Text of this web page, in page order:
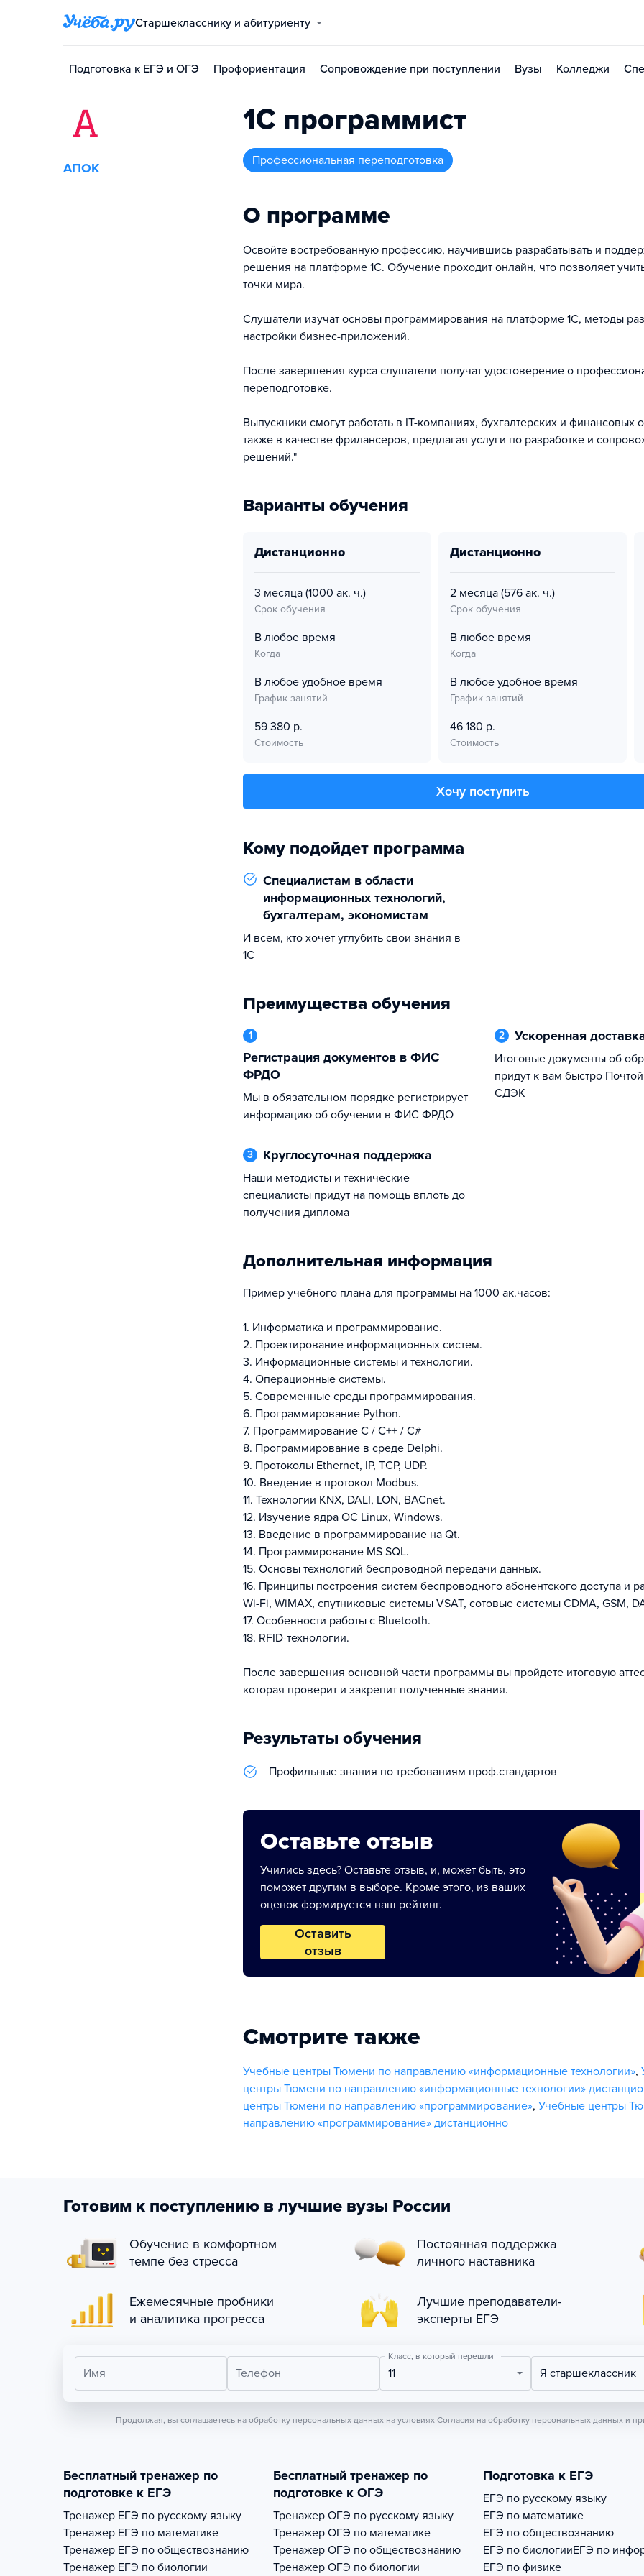
Старшекласснику и абитуриенту
Подготовка к ЕГЭ и ОГЭ Профориентация Сопровождение при поступлении Вузы Колледжи
АПОК
1С программист
профессиональная переподготовка
О программе
Освойте востребованную профессию, научившись разрабатывать и
решения на платформе 1С. Обучение проходит онлайн, что позволяет
точки мира.
Слушатели изучат основы программирования на платформе 1С, методы
настройки бизнес-приложений.
После завершения курса слушатели получат удостоверение о
переподготовке.
Выпускники смогут работать в IT-компаниях, бухгалтерских и финансовых
также в качестве фрилансеров, предлагая услуги по разработке и
решений."
Варианты обучения
дистанционно
3 месяца (1000 ак. ч.)
Срок обучения
В любое время
Когда
В любое удобное время
График занятий
59 380 р.
Стоимость
дистанционно
2 месяца (576 ак. ч.)
Срок обучения
В любое время
Когда
В любое удобное время
График занятий
46 180 р.
Стоимость
Хочу поступить
Кому подойдет программа
Специалистам в области
информационных технологий,
бухгалтерам, экономистам
и всем, кто хочет углубить свои знания в
1С
Преимущества обучения
1
Регистрация документов в ФИС
ФРДО
Мы в обязательном порядке регистрирует
информацию об обучении в ФИС ФРДО
2 Ускоренная
Итоговые документы об образовании
придут к вам быстро
СДЭК
3 Круглосуточная поддержка
Наши методисты и технические
специалисты придут на помощь вплоть до
получения диплома
Дополнительная информация
Пример учебного плана для программы на 1000 ак.часов:
1. Информатика и программирование.
2. Проектирование информационных систем.
3. Информационные системы и технологии.
4. Операционные системы.
5. Современные среды программирования.
6. Программирование Python.
7. Программирование C / C++ / C#
8. Программирование в среде Delphi.
9. Протоколы Ethernet, IP, TCP, UDP.
10. Введение в протокол Modbus.
11. Технологии KNX, DALI, LON, BACnet.
12. Изучение ядра OC Linux, Windows.
13. Введение в программирование на Qt.
14. Программирование MS SQL.
15. Основы технологий беспроводной передачи данных.
16. Принципы построения систем беспроводного абонентского доступа и
Wi-Fi, WiMAX, спутниковые системы VSAT, сотовые системы CDMA, GSM,
17. Особенности работы с Bluetooth.
18. RFID-технологии.
После завершения основной части программы вы пройдете итоговую
которая проверит и закрепит полученные знания.
Результаты обучения
Профильные знания по требованиям проф.стандартов
Оставьте отзыв
Учились здесь? Оставьте отзыв, и, может быть, это
поможет другим в выборе. Кроме этого, из ваших
оценок формируется наш рейтинг.
Оставить
отзыв
Смотрите также
Учебные центры Тюмени по направлению «информационные технологии»,
центры Тюмени по направлению «информационные технологии»
центры Тюмени по направлению «программирование», Учебные центры
направлению «программирование» дистанционно
Готовим к поступлению в лучшие вузы России
Обучение в комфортном
темпе без стресса
Постоянная поддержка
личного наставника
Ежемесячные пробники
и аналитика прогресса
Лучшие преподаватели-
эксперты ЕГЭ
Имя Телефон
Класс, в который перешли
11 Я старшеклассник
Продолжая, вы соглашаетесь на обработку персональных данных на условиях Согласия на обработку персональных данных и
Бесплатный тренажер по
подготовке к ЕГЭ
Тренажер ЕГЭ по русскому языку
Тренажер ЕГЭ по математике
Тренажер ЕГЭ по обществознанию
Тренажер ЕГЭ по биологии
Бесплатный тренажер по
подготовке к ОГЭ
Тренажер ОГЭ по русскому языку
Тренажер ОГЭ по математике
Тренажер ОГЭ по обществознанию
Тренажер ОГЭ по биологии
Подготовка к ЕГЭ
ЕГЭ по русскому языку
ЕГЭ по математике
ЕГЭ по обществознанию
ЕГЭ по биологииЕГЭ по
ЕГЭ по физике